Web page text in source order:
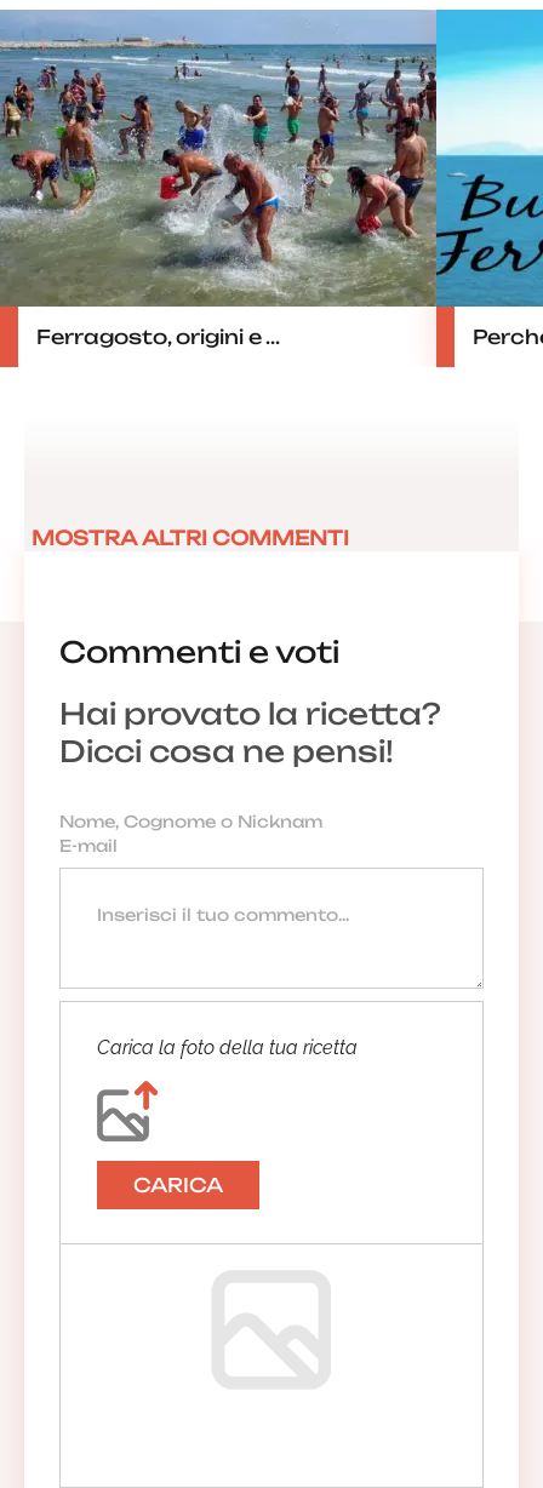
Ferragosto, origini e ...
Commenti e voti
Hai provato la ricetta?
Dicci cosa ne pensi!
Carica la foto della tua ricetta
CARICA
MOSTRA ALTRI COMMENTI